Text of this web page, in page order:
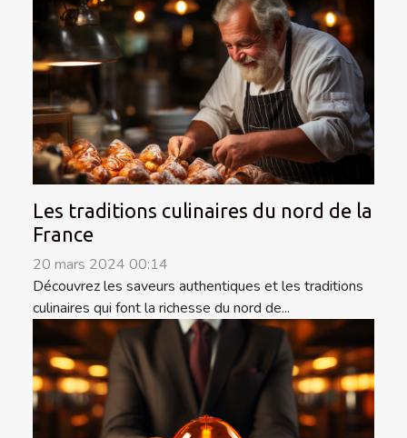
Les traditions culinaires du nord de la
France
20 mars 2024 00:14
Découvrez les saveurs authentiques et les traditions
culinaires qui font la richesse du nord de...